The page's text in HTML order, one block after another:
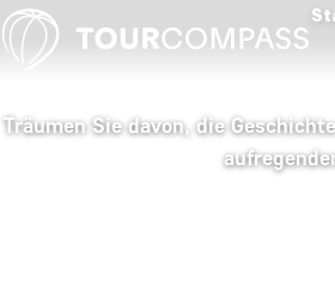
Träumen Sie davon, die